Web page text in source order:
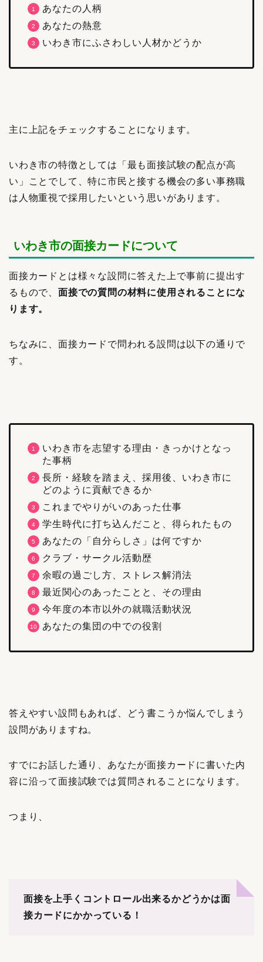
あなたの人柄
あなたの熱意
いわき市にふさわしい人材かどうか
主に上記をチェックすることになります。
いわき市の特徴としては「最も面接試験の配点が高
い」ことでして、特に市民と接する機会の多い事務職
は人物重視で採用したいという思いがあります。
いわき市の面接カードについて
面接カードとは様々な設問に答えた上で事前に提出す
るもので、 面接での質問の材料に使用されることにな
ります。
ちなみに、面接カードで問われる設問は以下の通りで
す。
いわき市を志望する理由・きっかけとなっ
た事柄
長所・経験を踏まえ、採用後、いわき市に
どのように貢献できるか
これまでやりがいのあった仕事
学生時代に打ち込んだこと、得られたもの
あなたの「自分らしさ」は何ですか
クラブ・サークル活動歴
余暇の過ごし方、ストレス解消法
最近関心のあったことと、その理由
今年度の本市以外の就職活動状況
あなたの集団の中での役割
答えやすい設問もあれば、どう書こうか悩んでしまう
設問がありますね。
すでにお話した通り、あなたが面接カードに書いた内
容に沿って面接試験では質問されることになります。
つまり、
面接を上手くコントロール出来るかどうかは面
接カードにかかっている！